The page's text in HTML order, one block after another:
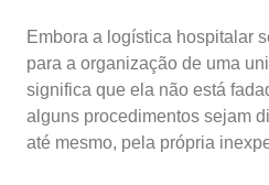
Embora a logística hospitalar
para a organização de uma
significa que ela não está
alguns procedimentos sejam
até mesmo, pela própria